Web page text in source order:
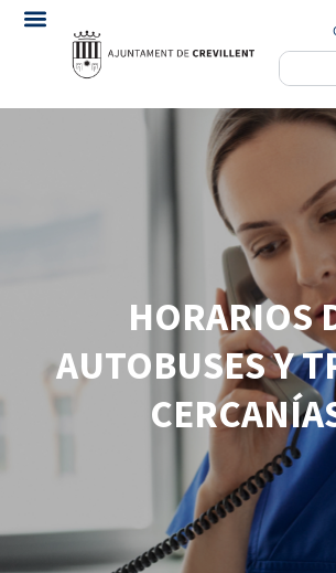
HORARIOS
AUTOBUSES Y